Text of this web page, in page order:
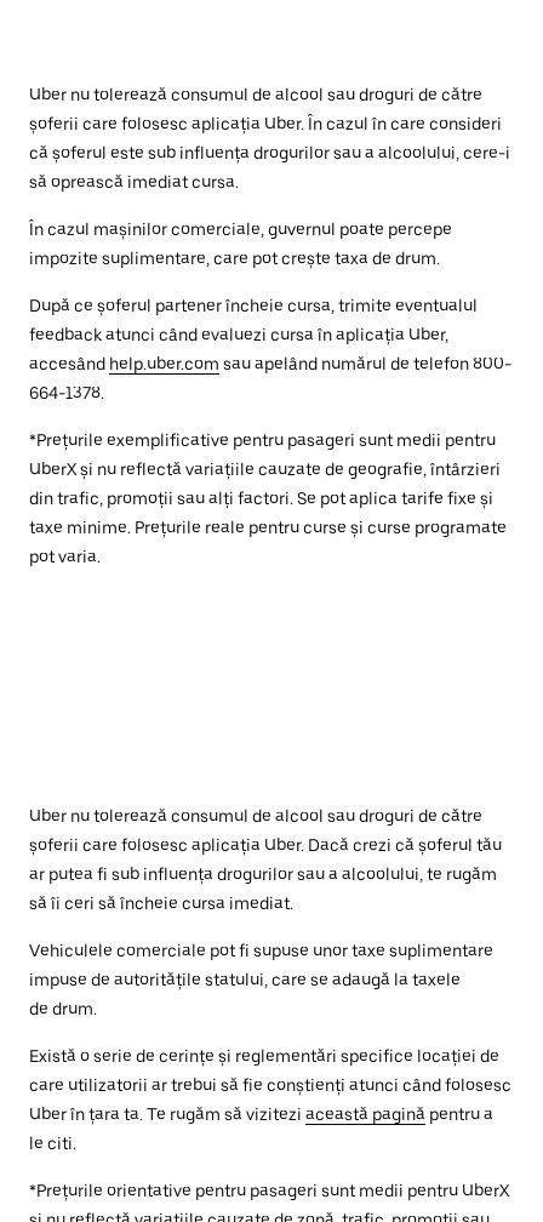
Uber nu tolerează consumul de alcool sau droguri de către
șoferii care folosesc aplicația Uber. În cazul în care consideri
că șoferul este sub influența drogurilor sau a alcoolului, cere-i
să oprească imediat cursa.
În cazul mașinilor comerciale, guvernul poate percepe
impozite suplimentare, care pot crește taxa de drum.
După ce șoferul partener încheie cursa, trimite eventualul
feedback atunci când evaluezi cursa în aplicația Uber,
accesând help.uber.com sau apelând numărul de telefon 800-
664-1378.
*Prețurile exemplificative pentru pasageri sunt medii pentru
UberX și nu reflectă variațiile cauzate de geografie, întârzieri
din trafic, promoții sau alți factori. Se pot aplica tarife fixe și
taxe minime. Prețurile reale pentru curse și curse programate
pot varia.
Uber nu tolerează consumul de alcool sau droguri de către
șoferii care folosesc aplicația Uber. Dacă crezi că șoferul tău
ar putea fi sub influența drogurilor sau a alcoolului, te rugăm
să îi ceri să încheie cursa imediat.
Vehiculele comerciale pot fi supuse unor taxe suplimentare
impuse de autoritățile statului, care se adaugă la taxele
de drum.
Există o serie de cerințe și reglementări specifice locației de
care utilizatorii ar trebui să fie conștienți atunci când folosesc
Uber în țara ta. Te rugăm să vizitezi această pagină pentru a
le citi.
*Prețurile orientative pentru pasageri sunt medii pentru UberX